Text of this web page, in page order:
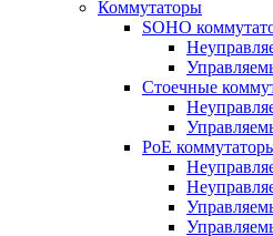
Коммутаторы
SOHO
Стоечные
PoE